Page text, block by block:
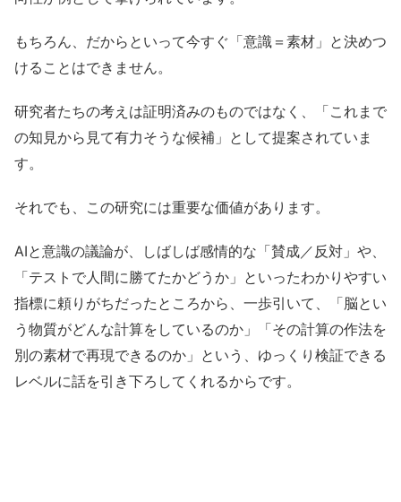
もちろん、だからといって今すぐ「意識＝素材」と決めつ
けることはできません。
研究者たちの考えは証明済みのものではなく、「これまで
の知見から見て有力そうな候補」として提案されていま
す。
それでも、この研究には重要な価値があります。
AIと意識の議論が、しばしば感情的な「賛成／反対」や、
「テストで人間に勝てたかどうか」といったわかりやすい
指標に頼りがちだったところから、一歩引いて、「脳とい
う物質がどんな計算をしているのか」「その計算の作法を
別の素材で再現できるのか」という、ゆっくり検証できる
レベルに話を引き下ろしてくれるからです。